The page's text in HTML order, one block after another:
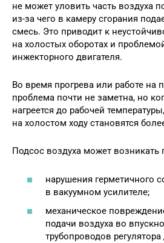
не может уловить часть воздуха
из-за чего в камеру сгорания
смесь. Это приводит к
на холостых оборотах и
инжекторного двигателя.
Во время прогрева или работе на
проблема почти не заметна, но
нагреется до рабочей
на холостом ходу становятся
Подсос воздуха может возникать
нарушения герметичного
в вакуумном усилителе;
механическое
подачи воздуха во
трубопроводов